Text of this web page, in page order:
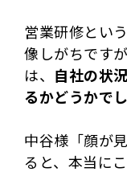
営業研修とい
像しがちです
は、 自社の状
るかどうかでし
中谷様「顔が
ると、本当に